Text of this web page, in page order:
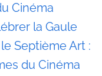
Cinéma
la Gaule
Septième Art :
du Cinéma